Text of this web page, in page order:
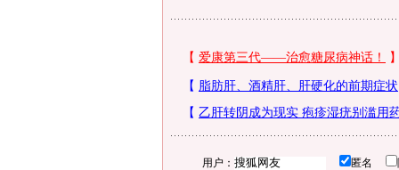
用户： 匿名